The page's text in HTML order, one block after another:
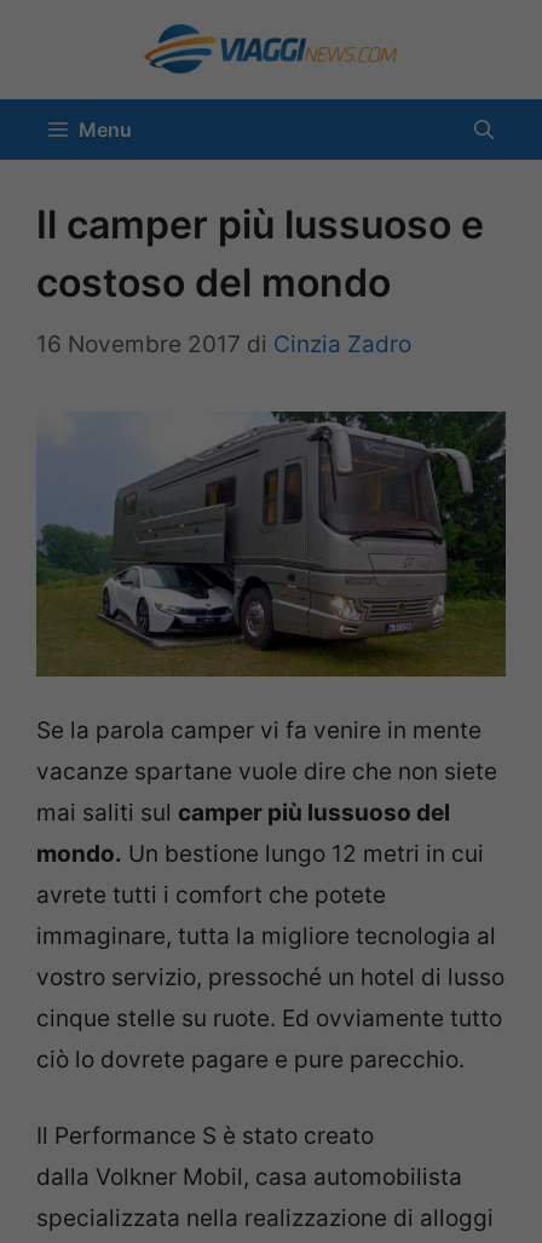
contenuto
Menu
Il camper più lussuoso e
costoso del mondo
16 Novembre 2017 di Cinzia Zadro
Se la parola camper vi fa venire in mente
vacanze spartane vuole dire che non siete
mai saliti sul camper più lussuoso del
mondo. Un bestione lungo 12 metri in cui
avrete tutti i comfort che potete
immaginare, tutta la migliore tecnologia al
vostro servizio, pressoché un hotel di lusso
cinque stelle su ruote. Ed ovviamente tutto
ciò lo dovrete pagare e pure parecchio.
Il Performance S è stato creato
dalla Volkner Mobil, casa automobilista
specializzata nella realizzazione di alloggi